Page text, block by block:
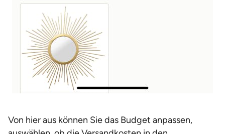
Von hier aus können Sie das Budget anpassen,